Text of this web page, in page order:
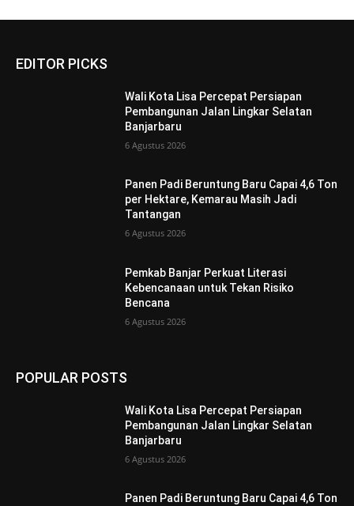
EDITOR PICKS
Wali Kota Lisa Percepat Persiapan
Pembangunan Jalan Lingkar Selatan
Banjarbaru
6 Agustus 2026
Panen Padi Beruntung Baru Capai 4,6 Ton
per Hektare, Kemarau Masih Jadi
Tantangan
6 Agustus 2026
Pemkab Banjar Perkuat Literasi
Kebencanaan untuk Tekan Risiko
Bencana
6 Agustus 2026
POPULAR POSTS
Wali Kota Lisa Percepat Persiapan
Pembangunan Jalan Lingkar Selatan
Banjarbaru
6 Agustus 2026
Panen Padi Beruntung Baru Capai 4,6 Ton